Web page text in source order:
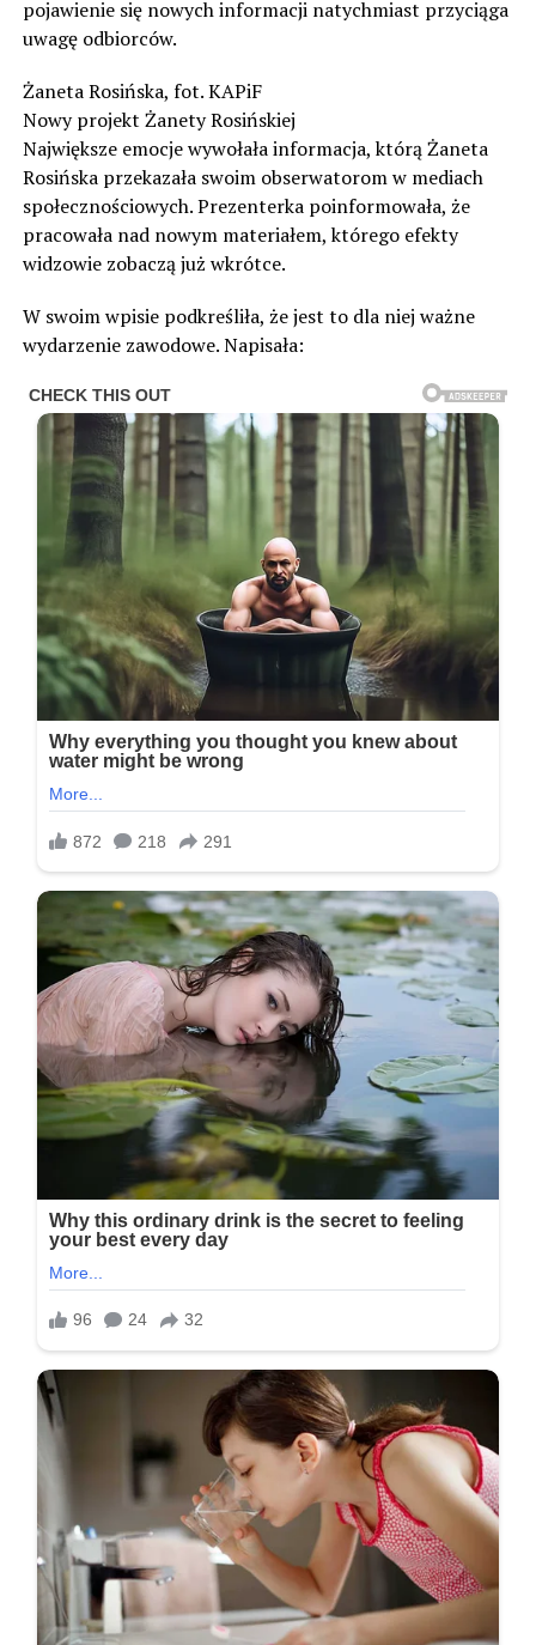
pojawienie się nowych informacji natychmiast przyciąga
uwagę odbiorców.
Żaneta Rosińska, fot. KAPiF
Nowy projekt Żanety Rosińskiej
Największe emocje wywołała informacja, którą Żaneta
Rosińska przekazała swoim obserwatorom w mediach
społecznościowych. Prezenterka poinformowała, że
pracowała nad nowym materiałem, którego efekty
widzowie zobaczą już wkrótce.
W swoim wpisie podkreśliła, że jest to dla niej ważne
wydarzenie zawodowe. Napisała: